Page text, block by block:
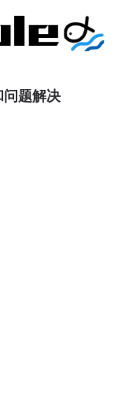
题解决